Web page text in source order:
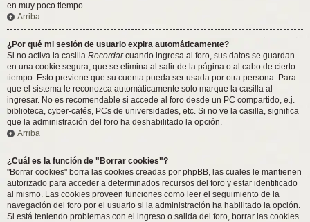
en muy poco tiempo.
Arriba
¿Por qué mi sesión de usuario expira automáticamente?
Si no activa la casilla Recordarcuando ingresa al foro, sus datos se guardan
en una cookie segura, que se elimina al salir de la página o al cabo de cierto
tiempo. Esto previene que su cuenta pueda ser usada por otra persona. Para
que el sistema le reconozca automáticamente solo marque la casilla al
ingresar. No es recomendable si accede al foro desde un PC compartido, e.j.
biblioteca, cyber-cafés, PCs de universidades, etc. Si no ve la casilla, significa
que la administración del foro ha deshabilitado la opción.
Arriba
¿Cuál es la función de "Borrar cookies"?
"Borrar cookies" borra las cookies creadas por phpBB, las cuales le mantienen
autorizado para acceder a determinados recursos del foro y estar identificado
al mismo. Las cookies proveen funciones como leer el seguimiento de la
navegación del foro por el usuario si la administración ha habilitado la opción.
Si está teniendo problemas con el ingreso o salida del foro, borrar las cookies